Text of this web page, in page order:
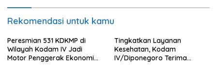
Rekomendasi untuk kamu
Peresmian 531 KDKMP di
Wilayah Kodam IV Jadi
Motor Penggerak Ekonomi
Tingkatkan Layanan
Kesehatan, Kodam
IV/Diponegoro Terima